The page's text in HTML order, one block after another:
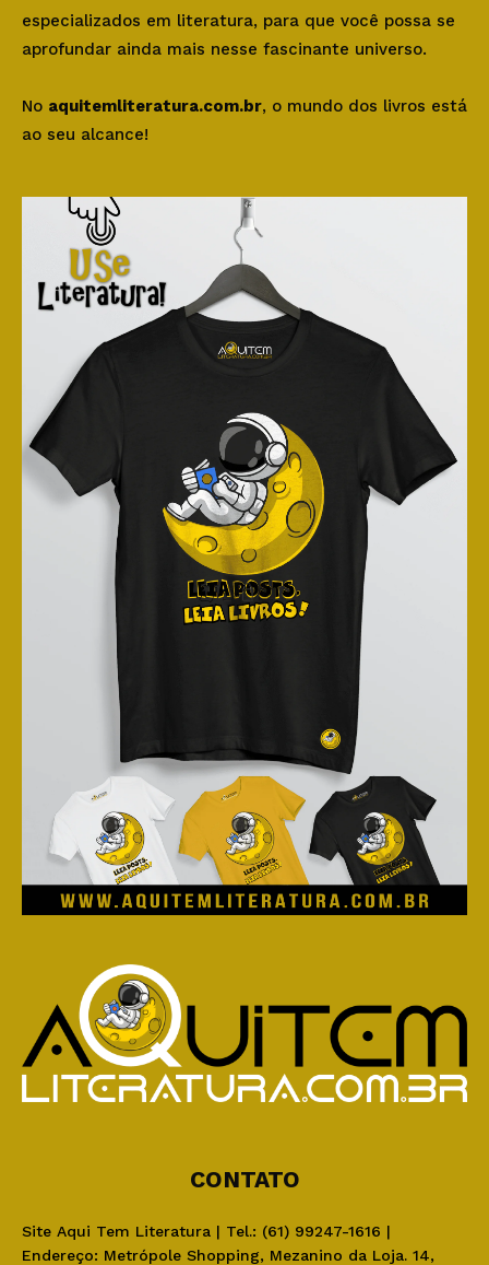
especializados em literatura, para que você possa se
aprofundar ainda mais nesse fascinante universo.
No aquitemliteratura.com.br, o mundo dos livros está
ao seu alcance!
CONTATO
Site Aqui Tem Literatura | Tel.: (61) 99247-1616 |
Endereço: Metrópole Shopping, Mezanino da Loja. 14,